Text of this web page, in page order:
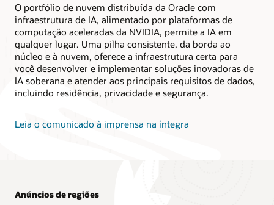
O portfólio de nuvem distribuída da Oracle com
infraestrutura de IA, alimentado por plataformas de
computação aceleradas da NVIDIA, permite a IA em
qualquer lugar. Uma pilha consistente, da borda ao
núcleo e à nuvem, oferece a infraestrutura certa para
você desenvolver e implementar soluções inovadoras de
IA soberana e atender aos principais requisitos de dados,
incluindo residência, privacidade e segurança.
Leia o comunicado à imprensa na íntegra
Anúncios de regiões